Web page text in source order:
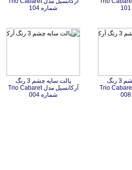
شماره 104
پالت سایه چشم 3 رنگ
آرکانسیل مدل Trio Cabaret
پالت سایه چشم 3 رنگ
آرکانسیل مدل Trio Cabaret
شماره 004